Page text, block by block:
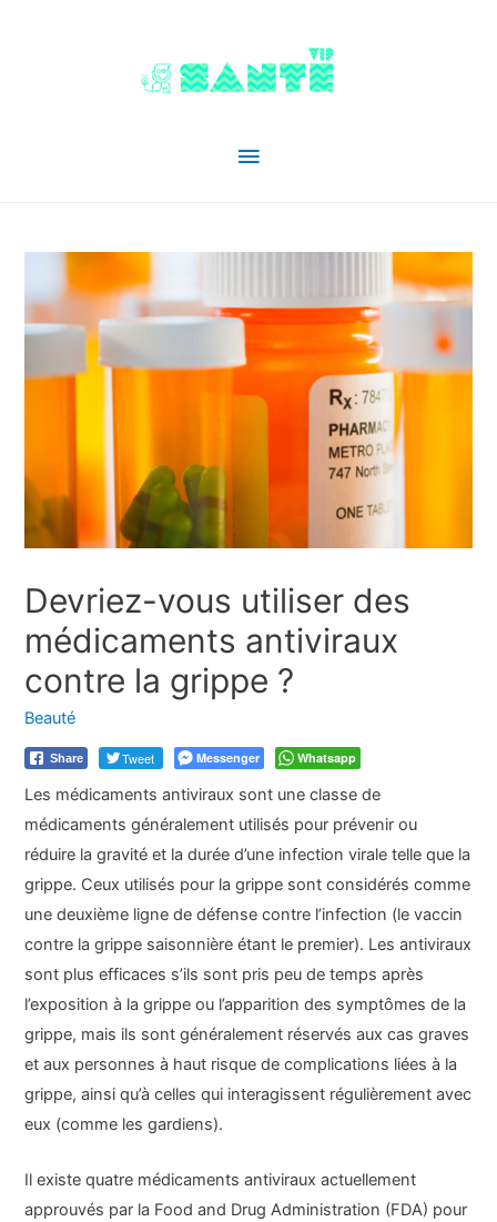
Menu
Devriez-vous utiliser des
médicaments antiviraux
contre la grippe ?
Beauté
Share Tweet Messenger Whatsapp
Les médicaments antiviraux sont une classe de
médicaments généralement utilisés pour prévenir ou
réduire la gravité et la durée d’une infection virale telle que la
grippe. Ceux utilisés pour la grippe sont considérés comme
une deuxième ligne de défense contre l’infection (le vaccin
contre la grippe saisonnière étant le premier). Les antiviraux
sont plus efficaces s’ils sont pris peu de temps après
l’exposition à la grippe ou l’apparition des symptômes de la
grippe, mais ils sont généralement réservés aux cas graves
et aux personnes à haut risque de complications liées à la
grippe, ainsi qu’à celles qui interagissent régulièrement avec
eux (comme les gardiens).
Il existe quatre médicaments antiviraux actuellement
approuvés par la Food and Drug Administration (FDA) pour